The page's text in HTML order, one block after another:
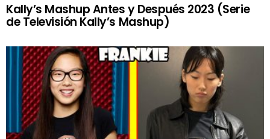
Kally’s Mashup Antes y Después 2023 (Serie
de Televisión Kally’s Mashup)